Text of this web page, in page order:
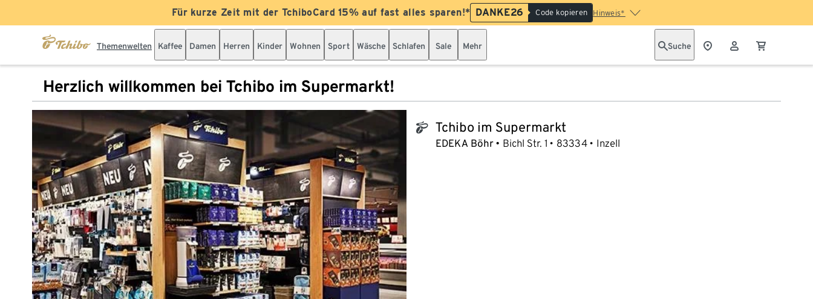
Für kurze Zeit mit der TchiboCard 15% auf fast alles sparen!* DANKE26 Code kopieren Hinweis*
Themenwelten Kaffee Damen Herren Kinder Wohnen Sport Wäsche Schlafen Sale Mehr Suche
Herzlich willkommen bei Tchibo im Supermarkt!
tchibo_logo Tchibo im Supermarkt
EDEKA Böhr Bichl Str. 1 83334 Inzell